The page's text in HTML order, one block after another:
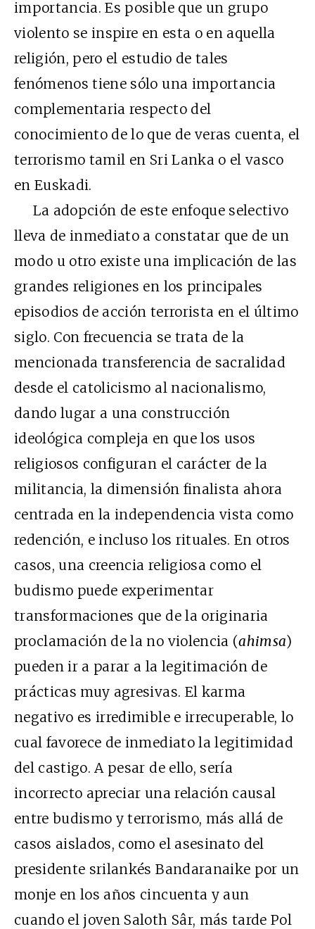
importancia. Es posible que un grupo
violento se inspire en esta o en aquella
religión, pero el estudio de tales
fenómenos tiene sólo una importancia
complementaria respecto del
conocimiento de lo que de veras cuenta, el
terrorismo tamil en Sri Lanka o el vasco
en Euskadi.
La adopción de este enfoque selectivo
lleva de inmediato a constatar que de un
modo u otro existe una implicación de las
grandes religiones en los principales
episodios de acción terrorista en el último
siglo. Con frecuencia se trata de la
mencionada transferencia de sacralidad
desde el catolicismo al nacionalismo,
dando lugar a una construcción
ideológica compleja en que los usos
religiosos configuran el carácter de la
militancia, la dimensión finalista ahora
centrada en la independencia vista como
redención, e incluso los rituales. En otros
casos, una creencia religiosa como el
budismo puede experimentar
transformaciones que de la originaria
proclamación de la no violencia (ahimsa)
pueden ir a parar a la legitimación de
prácticas muy agresivas. El karma
negativo es irredimible e irrecuperable, lo
cual favorece de inmediato la legitimidad
del castigo. A pesar de ello, sería
incorrecto apreciar una relación causal
entre budismo y terrorismo, más allá de
casos aislados, como el asesinato del
presidente srilankés Bandaranaike por un
monje en los años cincuenta y aun
cuando el joven Saloth Sâr, más tarde Pol